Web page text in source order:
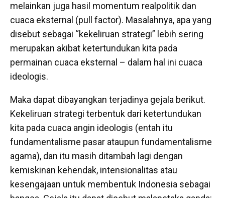
melainkan juga hasil momentum realpolitik dan
cuaca eksternal (pull factor). Masalahnya, apa yang
disebut sebagai “kekeliruan strategi” lebih sering
merupakan akibat ketertundukan kita pada
permainan cuaca eksternal – dalam hal ini cuaca
ideologis.
Maka dapat dibayangkan terjadinya gejala berikut.
Kekeliruan strategi terbentuk dari ketertundukan
kita pada cuaca angin ideologis (entah itu
fundamentalisme pasar ataupun fundamentalisme
agama), dan itu masih ditambah lagi dengan
kemiskinan kehendak, intensionalitas atau
kesengajaan untuk membentuk Indonesia sebagai